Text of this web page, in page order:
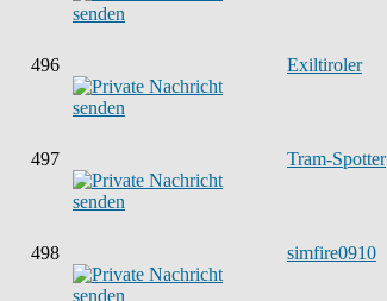
496 Exiltiroler
497 Tram-Spotter
498 simfire0910